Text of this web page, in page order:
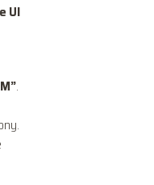
UI
.